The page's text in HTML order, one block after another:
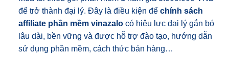
để trở thành đại lý. Đây là điều kiện để chính sách
affiliate phần mềm vinazalocó hiệu lực đại lý gắn bó
lâu dài, bền vững và được hỗ trợ đào tạo, hướng dẫn
sử dụng phần mềm, cách thức bán hàng…